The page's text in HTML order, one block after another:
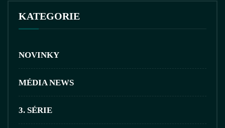
KATEGORIE
NOVINKY
MÉDIA NEWS
3. SÉRIE